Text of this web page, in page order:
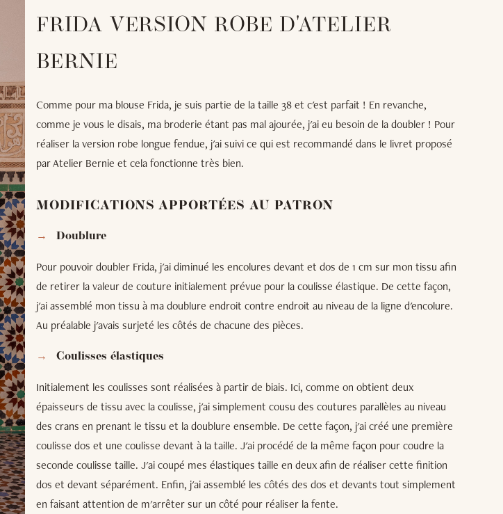
FRIDA VERSION ROBE D'ATELIER
BERNIE
Comme pour ma blouse Frida, je suis partie de la taille 38 et c'est parfait ! En revanche,
comme je vous le disais, ma broderie étant pas mal ajourée, j'ai eu besoin de la doubler ! Pour
réaliser la version robe longue fendue, j'ai suivi ce qui est recommandé dans le livret proposé
par Atelier Bernie et cela fonctionne très bien.
MODIFICATIONS APPORTÉES AU PATRON
Doublure
Pour pouvoir doubler Frida, j'ai diminué les encolures devant et dos de 1 cm sur mon tissu afin
de retirer la valeur de couture initialement prévue pour la coulisse élastique. De cette façon,
j'ai assemblé mon tissu à ma doublure endroit contre endroit au niveau de la ligne d'encolure.
Au préalable j'avais surjeté les côtés de chacune des pièces.
Coulisses élastiques
Initialement les coulisses sont réalisées à partir de biais. Ici, comme on obtient deux
épaisseurs de tissu avec la coulisse, j'ai simplement cousu des coutures parallèles au niveau
des crans en prenant le tissu et la doublure ensemble. De cette façon, j'ai créé une première
coulisse dos et une coulisse devant à la taille. J'ai procédé de la même façon pour coudre la
seconde coulisse taille. J'ai coupé mes élastiques taille en deux afin de réaliser cette finition
dos et devant séparément. Enfin, j'ai assemblé les côtés des dos et devants tout simplement
en faisant attention de m'arrêter sur un côté pour réaliser la fente.